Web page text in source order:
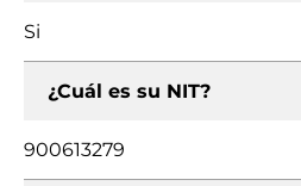
Si
¿Cuál es su NIT?
900613279